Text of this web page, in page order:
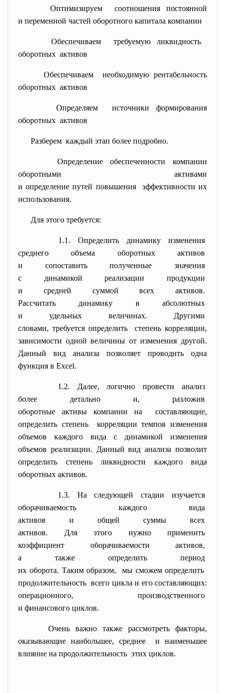
Оптимизируем соотношения постоянной
и переменной частей оборотного капитала компании
Обеспечиваем требуемую ликвидность
оборотных активов
Обеспечиваем необходимую рентабельность
оборотных активов
Определяем источники формирования
оборотных активов
Разберем каждый этап более подробно.
Определение обеспеченности компании
оборотными активами
и определение путей повышения эффективности их
использования.
Для этого требуется:
1.1. Определить динамику изменения
среднего объема оборотных активов
и сопоставить полученные значения
с динамикой реализации продукции
и средней суммой всех активов.
Рассчитать динамику в абсолютных
и удельных величинах. Другими
словами, требуется определить степень корреляции,
зависимости одной величины от изменения другой.
Данный вид анализа позволяет проводить одна
функция в Excel.
1.2. Далее, логично провестианализ
более детально и, разложив
оборотные активы компании на составляющие,
определить степень корреляции темпов изменения
объемов каждого вида с динамикой изменения
объемов реализации. Данный вид анализа позволит
определить степень ликвидности каждого вида
оборотных активов.
1.3. На следующей стадии изучается
оборачиваемость каждого вида
активов и общей суммы всех
активов. Для этого нужно применить
коэффициент оборачиваемости активов,
а также определить период
их оборота. Таким образом, мы сможем определить
продолжительность всего цикла и его составляющих:
операционного, производственного
и финансового циклов.
Очень важно также рассмотреть факторы,
оказывающие наибольшее, среднее и наименьшее
влияние на продолжительность этих циклов.